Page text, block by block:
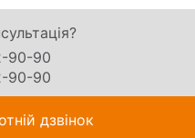
90-90
90-90
дзвінок